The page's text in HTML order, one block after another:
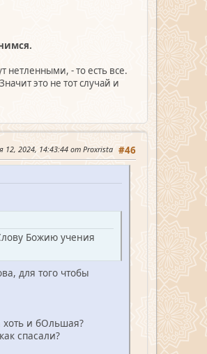
нетленными, - то есть все.
это не тот случай и
#46
12, 2024, 14:43:44 от Proxrista
Божию учения
для того чтобы
хоть и бОльшая?
спасали?